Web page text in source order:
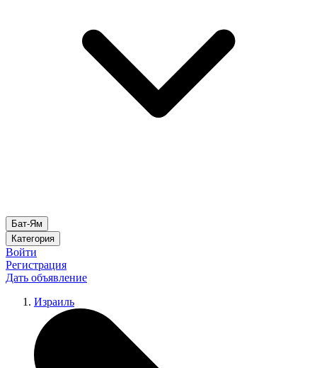
Бат-Ям
Категория
Войти
Регистрация
Дать объявление
Израиль